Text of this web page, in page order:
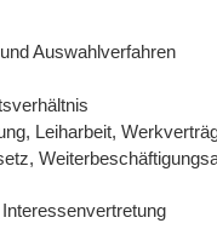
Auswahlverfahren
Leiharbeit,